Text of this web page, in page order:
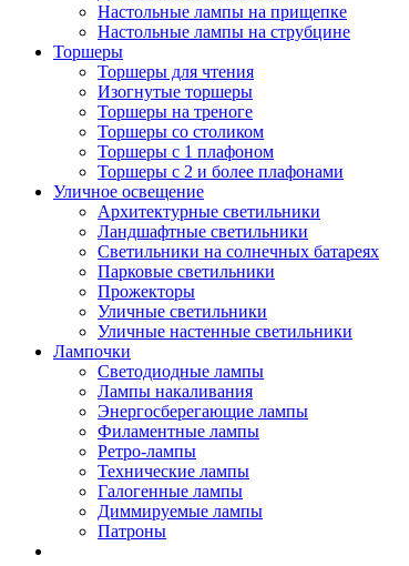
Настольные лампы на прищепке
Настольные лампы на струбцине
Торшеры
Торшеры для чтения
Изогнутые торшеры
Торшеры на треноге
Торшеры со столиком
Торшеры с 1 плафоном
Торшеры с 2 и более плафонами
Уличное освещение
Архитектурные светильники
Ландшафтные светильники
Светильники на солнечных батареях
Парковые светильники
Прожекторы
Уличные светильники
Уличные настенные светильники
Лампочки
Светодиодные лампы
Лампы накаливания
Энергосберегающие лампы
Филаментные лампы
Ретро-лампы
Технические лампы
Галогенные лампы
Диммируемые лампы
Патроны